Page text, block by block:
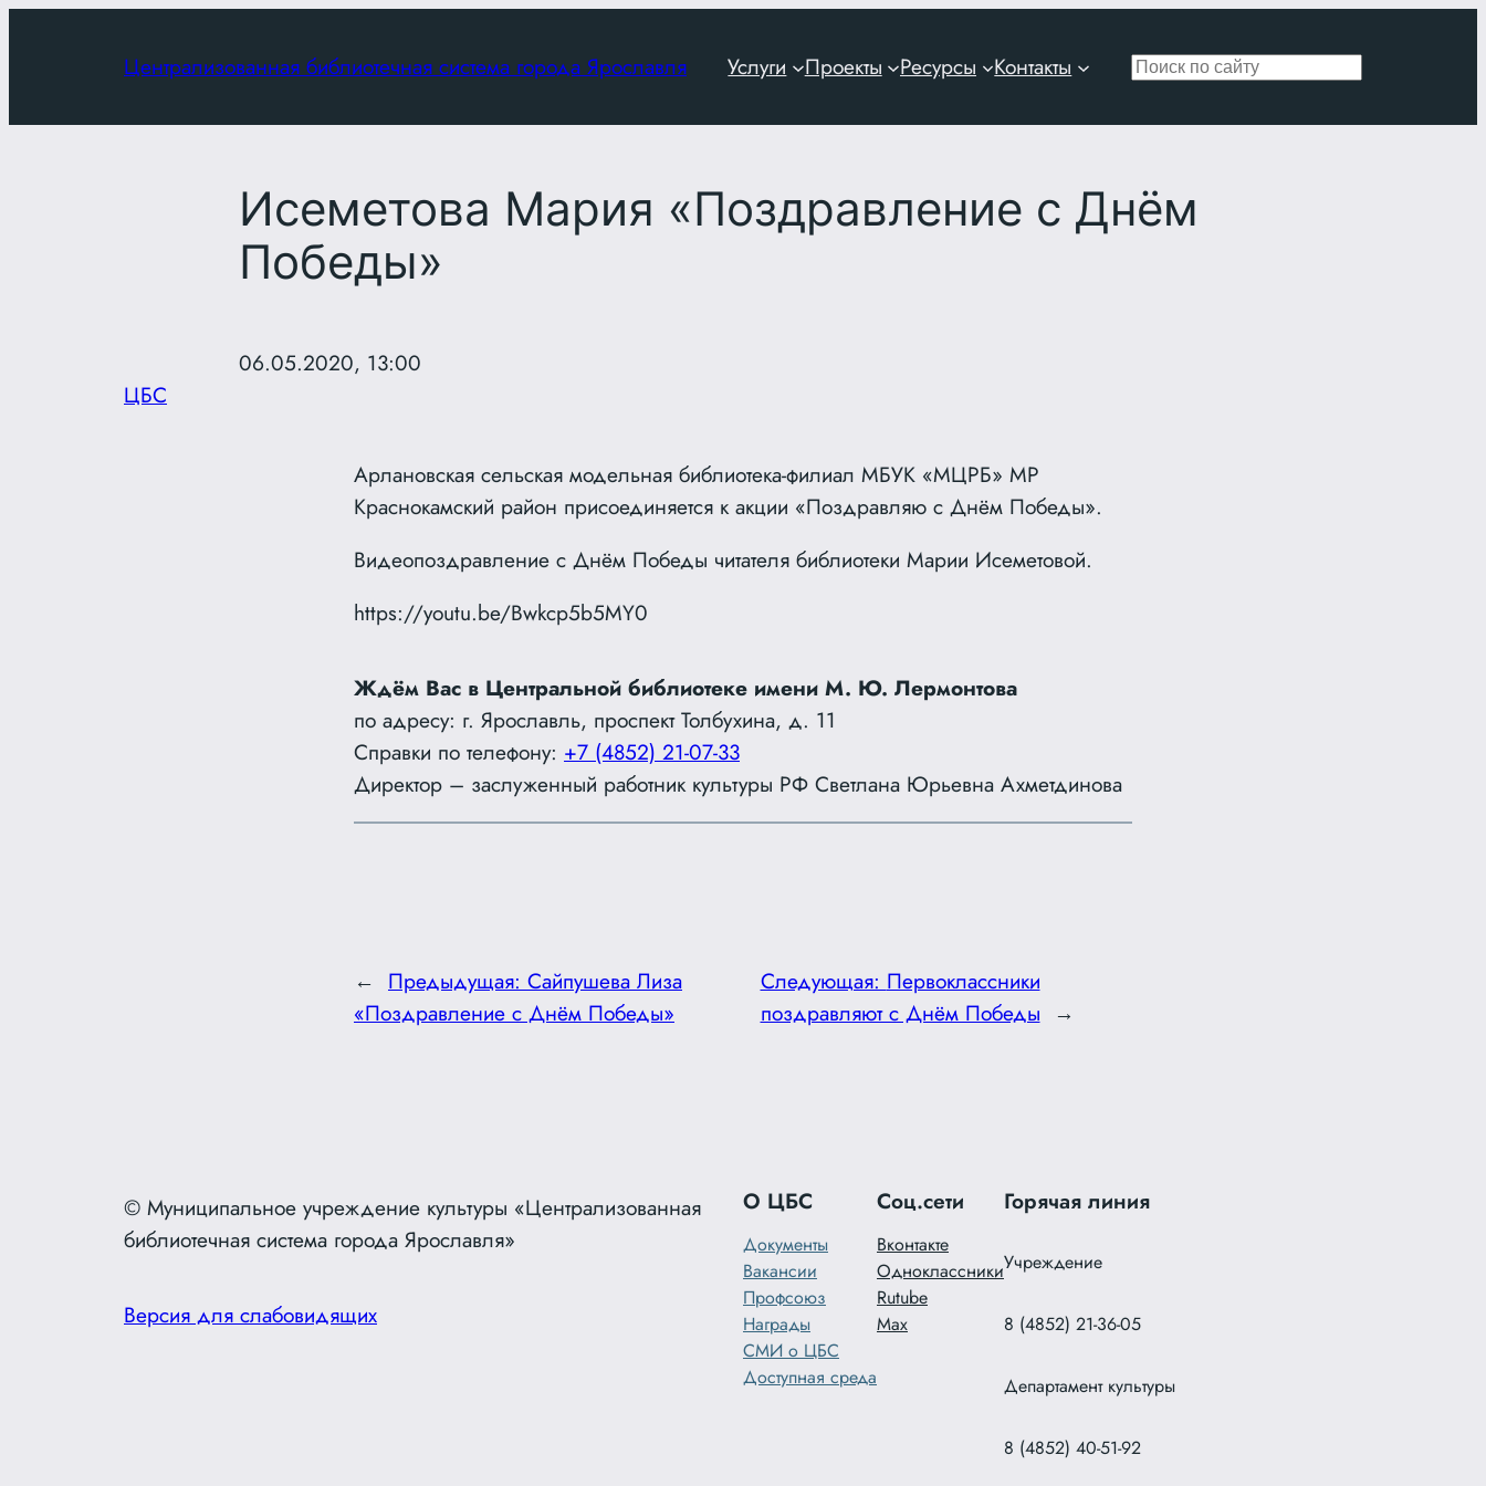
Централизованная библиотечная система города Ярославля Услуги Проекты Ресурсы Контакты Поиск
Исеметова Мария «Поздравление с Днём
Победы»
06.05.2020, 13:00
ЦБС
Арлановская сельская модельная библиотека-филиал МБУК «МЦРБ» МР
Краснокамский район присоединяется к акции «Поздравляю с Днём Победы».
Видеопоздравление с Днём Победы читателя библиотеки Марии Исеметовой.
https://youtu.be/Bwkcp5b5MY0
Ждём Вас в Центральной библиотеке имени М. Ю. Лермонтова
по адресу: г. Ярославль, проспект Толбухина, д. 11
Справки по телефону: +7 (4852) 21-07-33
Директор – заслуженный работник культуры РФ Светлана Юрьевна Ахметдинова
← Предыдущая: Сайпушева Лиза
«Поздравление с Днём Победы»
Следующая: Первоклассники
поздравляют с Днём Победы →
© Муниципальное учреждение культуры «Централизованная
библиотечная система города Ярославля»
Версия для слабовидящих
О ЦБС
Документы
Вакансии
Профсоюз
Награды
СМИ о ЦБС
Доступная среда
Соц.сети
Вконтакте
Одноклассники
Rutube
Max
Горячая линия
Учреждение
8 (4852) 21-36-05
Департамент культуры
8 (4852) 40-51-92